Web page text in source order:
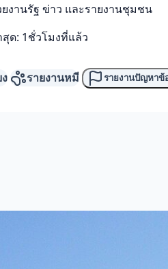
านรัฐ ข่าว และรายงานชุมชน
สุด: 1ชั่วโมงที่แล้ว
รายงานหมี รายงานปัญหาข้